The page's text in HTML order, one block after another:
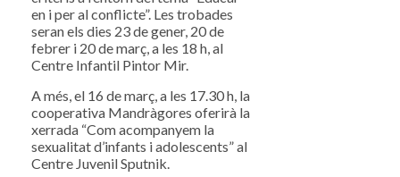
en i per al conflicte”. Les trobades
seran els dies 23 de gener, 20 de
febrer i 20 de març, a les 18 h, al
Centre Infantil Pintor Mir.
A més, el 16 de març, a les 17.30 h, la
cooperativa Mandràgores oferirà la
xerrada “Com acompanyem la
sexualitat d’infants i adolescents” al
Centre Juvenil Sputnik.